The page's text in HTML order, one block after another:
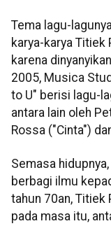
Tema lagu-
karya-karya
karena
2005, Musica
to U" berisi lagu-
antara lain oleh
Rossa ("Cinta")
Semasa
berbagi ilmu
tahun 70an,
pada masa itu,